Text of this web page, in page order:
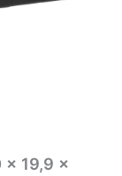
x 19,9 x